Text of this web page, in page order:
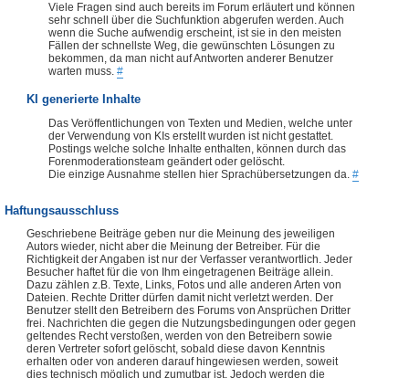
Viele Fragen sind auch bereits im Forum erläutert und können
sehr schnell über die Suchfunktion abgerufen werden. Auch
wenn die Suche aufwendig erscheint, ist sie in den meisten
Fällen der schnellste Weg, die gewünschten Lösungen zu
bekommen, da man nicht auf Antworten anderer Benutzer
warten muss. #
KI generierte Inhalte
Das Veröffentlichungen von Texten und Medien, welche unter
der Verwendung von KIs erstellt wurden ist nicht gestattet.
Postings welche solche Inhalte enthalten, können durch das
Forenmoderationsteam geändert oder gelöscht.
Die einzige Ausnahme stellen hier Sprachübersetzungen da. #
Haftungsausschluss
Geschriebene Beiträge geben nur die Meinung des jeweiligen
Autors wieder, nicht aber die Meinung der Betreiber. Für die
Richtigkeit der Angaben ist nur der Verfasser verantwortlich. Jeder
Besucher haftet für die von Ihm eingetragenen Beiträge allein.
Dazu zählen z.B. Texte, Links, Fotos und alle anderen Arten von
Dateien. Rechte Dritter dürfen damit nicht verletzt werden. Der
Benutzer stellt den Betreibern des Forums von Ansprüchen Dritter
frei. Nachrichten die gegen die Nutzungsbedingungen oder gegen
geltendes Recht verstoßen, werden von den Betreibern sowie
deren Vertreter sofort gelöscht, sobald diese davon Kenntnis
erhalten oder von anderen darauf hingewiesen werden, soweit
dies technisch möglich und zumutbar ist. Jedoch werden die